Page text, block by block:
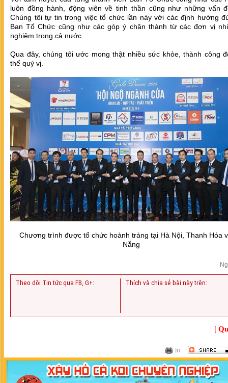
luôn đồng hành, động viên về tinh thần cũng như những vấn
Chúng tôi tự tin trong việc tổ chức lần này với các định hướng
Ban Tổ Chức cũng như các góp ý chân thành từ các đơn vị
nghiệm trong cả nước.
Qua đây, chúng tôi ước mong thật nhiều sức khỏe, thành công
thể quý vị.
Chương trình được tổ chức hoành tráng tại Hà Nội, Thanh Hóa
Nẵng
Theo dõi Tin tức qua FB, G+: Thích và chia sẻ bài này trên:
[
In